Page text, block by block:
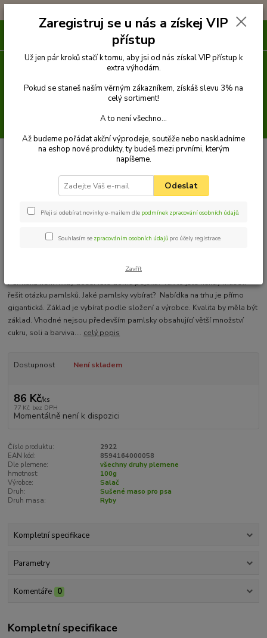
Pamlsky Pamlsky ze sušeného masa Rolka kuře treska 100g
Rolka kuře treska 100g
Pamlsků není nikdy dost.Máte doma pejska? Tak to jste někdy museli
řešit otázku pamlsků. Jaké pamlsky vybírat? Nabídka na trhu je přímo
gigantická. Základ je vybírat podle složení a výrobce. Kvalita by měla být
základ. Vhodné nejsou především pamlsky obsahující větší množství
cukru, soli a barviva.... celý popis
Dostupnost Není skladem
86 Kč/ks
77 Kč bez DPH
Momentálně není k dispozici
Číslo produktu:
2922
EAN kód:
8594164000058
Dle plemene:
všechny druhy plemene
hmotnost:
100g
Výrobce:
Salač
Druh:
Sušené maso pro psa
Druh masa:
Ryby
Kompletní specifikace
Parametry
Komentáře 0
Kompletní specifikace
Zaregistruj se u nás a získej VIP
přístup
Už jen pár kroků stačí k tomu, aby jsi od nás získal VIP přístup k
extra výhodám.
Pokud se staneš naším věrným zákazníkem, získáš slevu 3% na
celý sortiment!
A to není všechno...
Až budeme pořádat akční výprodeje, soutěže nebo naskladníme
na eshop nové produkty, ty budeš mezi prvními, kterým
napíšeme.
Odeslat
Přeji si odebírat novinky e-mailem dle podmínek zpracování osobních údajů.
Souhlasím se zpracováním osobních údajů pro účely registrace.
Zavřít